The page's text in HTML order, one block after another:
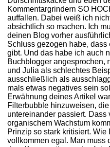
Kommentargrindern SO
auffallen. Dabei weiß ich
absichtlich so machen. Ich
deinen Blog vorher
Schluss gezogen habe,
gibt. Und das habe ich auch
Buchblogger angesprochen,
und Julia als schlechtes
ausschließlich als
mals etwas negatives sein
Erwähnung deines Artikel
Filterbubble hinzuweisen,
untereinander passiert.
organischem Wachstum
Prinzip so stark kritisiert.
vollkommen egal. Man muss